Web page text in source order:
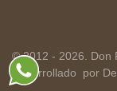
© 2012 - 2026. Don
Desarrollado
por